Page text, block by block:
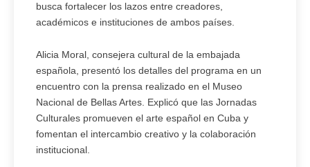
busca fortalecer los lazos entre creadores,
académicos e instituciones de ambos países.
Alicia Moral, consejera cultural de la embajada
española, presentó los detalles del programa en un
encuentro con la prensa realizado en el Museo
Nacional de Bellas Artes. Explicó que las Jornadas
Culturales promueven el arte español en Cuba y
fomentan el intercambio creativo y la colaboración
institucional.